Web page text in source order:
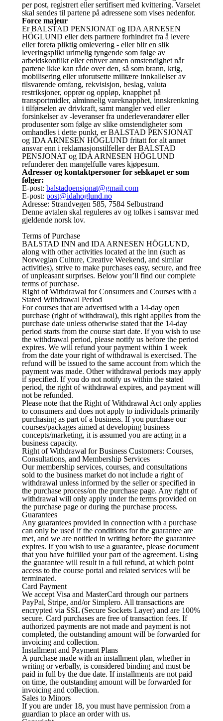
per post, registrert eller sertifisert med kvittering. Varselet
skal sendes til partene på adressene som vises nedenfor.
Force majeur
Er BALSTAD PENSJONAT og IDA ARNESEN
HÖGLUND eller dets partnere forhindret fra å levere
eller foreta pliktig omlevering - eller blir en slik
leveringsplikt urimelig tyngende som følge av
arbeidskonflikt eller enhver annen omstendighet når
partene ikke kan råde over den, så som brann, krig,
mobilisering eller uforutsette militære innkallelser av
tilsvarende omfang, rekvisisjon, beslag, valuta
restriksjoner, opprør og oppløp, knapphet på
transportmidler, alminnelig vareknapphet, innskrenkning
i tilførselen av drivkraft, samt mangler ved eller
forsinkelser av -leveranser fra underleverandører eller
produsenter som følge av slike omstendigheter som
omhandles i dette punkt, er BALSTAD PENSJONAT
og IDA ARNESEN HÖGLUND fritatt for alt annet
ansvar enn i reklamasjonstilfeller der BALSTAD
PENSJONAT og IDA ARNESEN HÖGLUND
refunderer den mangelfulle vares kjøpesum.
Adresser og kontaktpersoner for selskapet er som
følger:
E-post: balstadpensjonat@gmail.com
E-post: post@idahoglund.no
Adresse: Strandvegen 585, 7584 Selbustrand
Denne avtalen skal reguleres av og tolkes i samsvar med
gjeldende norsk lov.
Terms of Purchase
BALSTAD INN and IDA ARNESEN HÖGLUND,
along with other activities located at the inn (such as
Norwegian Culture, Creative Weekend, and similar
activities), strive to make purchases easy, secure, and free
of unpleasant surprises. Below you’ll find our complete
terms of purchase.
Right of Withdrawal for Consumers and Courses with a
Stated Withdrawal Period
For courses that are advertised with a 14-day open
purchase (right of withdrawal), this right applies from the
purchase date unless otherwise stated that the 14-day
period starts from the course start date. If you wish to use
the withdrawal period, please notify us before the period
expires. We will refund your payment within 1 week
from the date your right of withdrawal is exercised. The
refund will be issued to the same account from which the
payment was made. Other withdrawal periods may apply
if specified. If you do not notify us within the stated
period, the right of withdrawal expires, and payment will
not be refunded.
Please note that the Right of Withdrawal Act only applies
to consumers and does not apply to individuals primarily
purchasing as part of a business. If you purchase our
courses/packages aimed at developing business
concepts/marketing, it is assumed you are acting in a
business capacity.
Right of Withdrawal for Business Customers: Courses,
Consultations, and Membership Services
Our membership services, courses, and consultations
sold to the business market do not include a right of
withdrawal unless informed by the seller or specified in
the purchase process/on the purchase page. Any right of
withdrawal will only apply under the terms provided on
the purchase page or during the purchase process.
Guarantees
Any guarantees provided in connection with a purchase
can only be used if the conditions for the guarantee are
met, and we are notified in writing before the guarantee
expires. If you wish to use a guarantee, please document
that you have fulfilled your part of the agreement. Using
the guarantee will result in a full refund, at which point
access to the course portal and related services will be
terminated.
Card Payment
We accept Visa and MasterCard through our partners
PayPal, Stripe, and/or Simplero. All transactions are
encrypted via SSL (Secure Sockets Layer) and are 100%
secure. Card purchases are free of transaction fees. If
authorized payments are not made and payment is not
completed, the outstanding amount will be forwarded for
invoicing and collection.
Installment and Payment Plans
A purchase made with an installment plan, whether in
writing or verbally, is considered binding and must be
paid in full by the due date. If installments are not paid
on time, the outstanding amount will be forwarded for
invoicing and collection.
Sales to Minors
If you are under 18, you must have permission from a
guardian to place an order with us.